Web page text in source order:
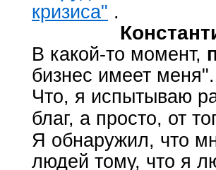
кризиса" .
В какой-то момент,
бизнес имеет меня".
Что, я испытываю
благ, а просто, от
Я обнаружил, что
людей тому, что я